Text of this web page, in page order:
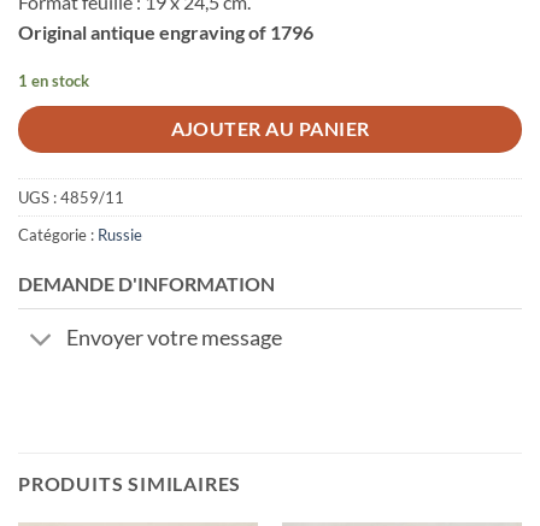
Original antique engraving of 1796
1 en stock
AJOUTER AU PANIER
UGS :4859/11
Catégorie : Russie
DEMANDE D'INFORMATION
Envoyer votre message
PRODUITS SIMILAIRES